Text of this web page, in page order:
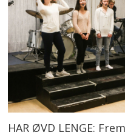
HAR ØVD LENGE: